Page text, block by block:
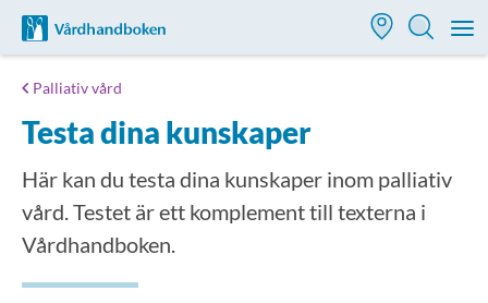
Till startsidan för Vårdhandboken
Palliativ vård
Testa dina kunskaper
Här kan du testa dina kunskaper inom palliativ
vård. Testet är ett komplement till texterna i
Vårdhandboken.